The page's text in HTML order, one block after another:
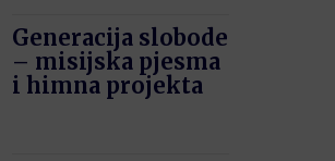
Generacija slobode
– misijska pjesma
i himna projekta